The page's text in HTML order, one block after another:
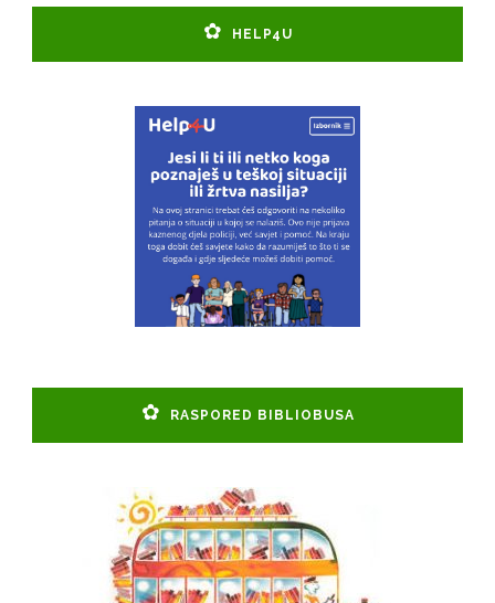
HELP4U
RASPORED BIBLIOBUSA